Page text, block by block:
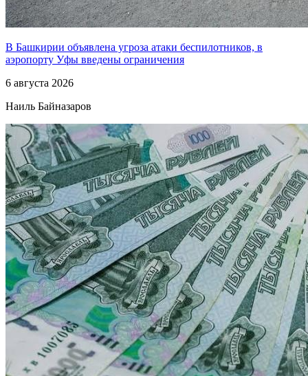
В Башкирии объявлена угроза атаки беспилотников, в
аэропорту Уфы введены ограничения
6 августа 2026
Наиль Байназаров